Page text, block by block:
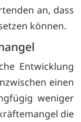
an, dass
können.
Entwicklung
einen
weniger
die